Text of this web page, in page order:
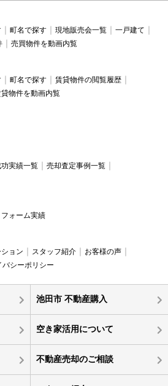
町名で探す 現地販売会一覧
一戸建て
売買物件を動画内覧
町名で探す
賃貸物件の閲覧履歴
物件を動画内覧
実績一覧
売却査定事例一覧
フォーム実績
ョン スタッフ紹介
お客様の声
バシーポリシー
池田市 不動産購入
空き家活用について
不動産売却のご相談